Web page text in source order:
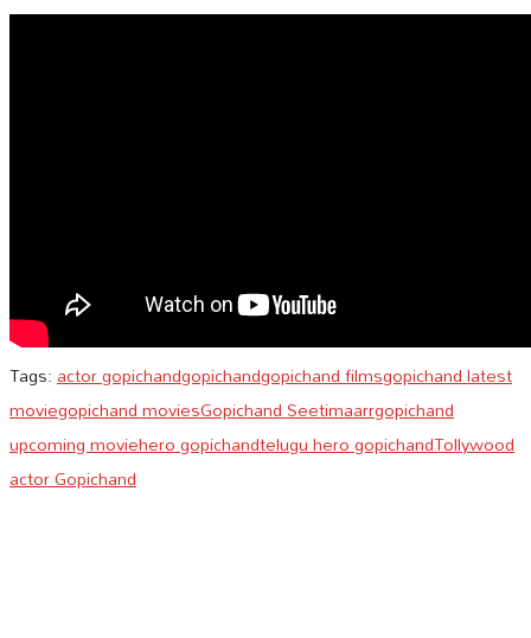
Tags:actor gopichandgopichandgopichand filmsgopichand latest
moviegopichand moviesGopichand Seetimaarrgopichand
upcoming moviehero gopichandtelugu hero gopichandTollywood
actor Gopichand